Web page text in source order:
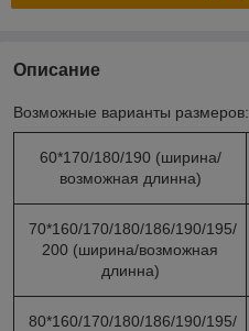
Описание
Возможные варианты размеров:
60*170/180/190 (ширина/
возможная длинна)
70*160/170/180/186/190/195/
200 (ширина/возможная
длинна)
80*160/170/180/186/190/195/